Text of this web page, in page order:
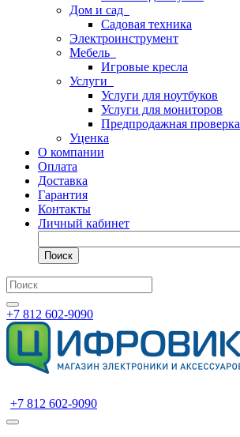
Дом и сад
Садовая техника
Электроинструмент
Мебель
Игровые кресла
Услуги
Услуги для ноутбуков
Услуги для мониторов
Предпродажная проверка
Уценка
О компании
Оплата
Доставка
Гарантия
Контакты
Личный кабинет
Поиск
+7 812 602-9090
+7 812 602-9090